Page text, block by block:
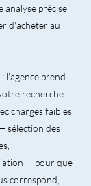
analyse précise
d'acheter au
l'agence prend
recherche
charges faibles
sélection des
— pour que
correspond,